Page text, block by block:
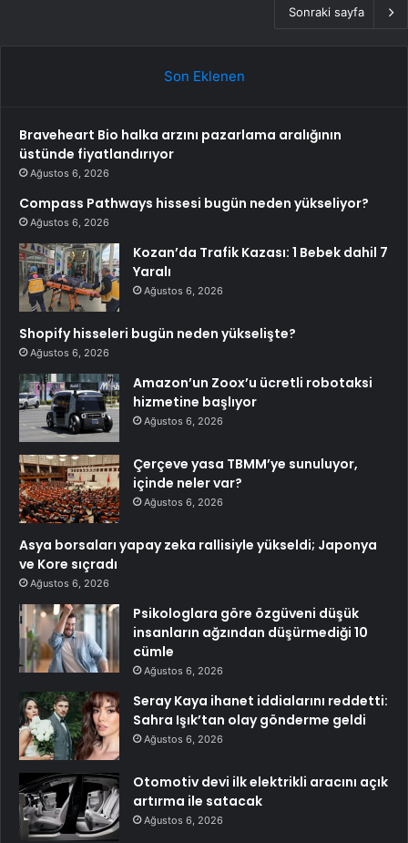
Sonraki sayfa
Son Eklenen
Braveheart Bio halka arzını pazarlama aralığının
üstünde fiyatlandırıyor
Ağustos 6, 2026
Compass Pathways hissesi bugün neden yükseliyor?
Ağustos 6, 2026
Kozan’da Trafik Kazası: 1 Bebek dahil 7
Yaralı
Ağustos 6, 2026
Shopify hisseleri bugün neden yükselişte?
Ağustos 6, 2026
Amazon’un Zoox’u ücretli robotaksi
hizmetine başlıyor
Ağustos 6, 2026
Çerçeve yasa TBMM’ye sunuluyor,
içinde neler var?
Ağustos 6, 2026
Asya borsaları yapay zeka rallisiyle yükseldi; Japonya
ve Kore sıçradı
Ağustos 6, 2026
Psikologlara göre özgüveni düşük
insanların ağzından düşürmediği 10
cümle
Ağustos 6, 2026
Seray Kaya ihanet iddialarını reddetti:
Sahra Işık’tan olay gönderme geldi
Ağustos 6, 2026
Otomotiv devi ilk elektrikli aracını açık
artırma ile satacak
Ağustos 6, 2026